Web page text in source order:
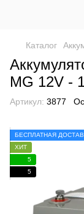
Каталог
MG 12V -
Артикул: 3877
БЕСПЛАТНАЯ
ХИТ
5
5